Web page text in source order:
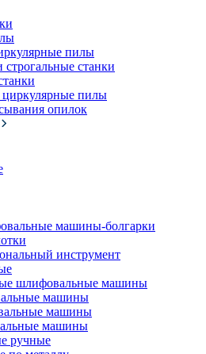
пилы
станки
пилы
опилок
машины-болгарки
инструмент
шлифовальные машины
машины
машины
машины
ручные